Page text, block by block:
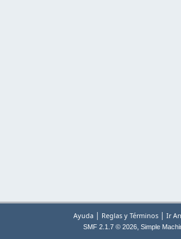
Ayuda | Reglas y Términos | Ir
SMF 2.1.7 © 2026, Simple